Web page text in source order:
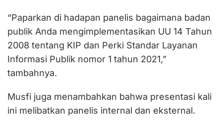
“Paparkan di hadapan panelis bagaimana badan
publik Anda mengimplementasikan UU 14 Tahun
2008 tentang KIP dan Perki Standar Layanan
Informasi Publik nomor 1 tahun 2021,”
tambahnya.
Musfi juga menambahkan bahwa presentasi kali
ini melibatkan panelis internal dan eksternal.